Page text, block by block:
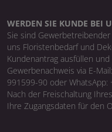
WERDEN SIE KUNDE BEI
Sie sind
uns Floristenbedarf und
Kundenantrag ausfüllen
Gewerbenachweis via E-
991599-90 oder
Nach der Freischaltung
Ihre Zugangsdaten für den